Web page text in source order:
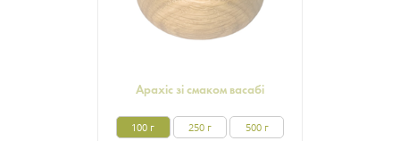
Арахіс зі смаком васабі
100 г 250 г
500 г